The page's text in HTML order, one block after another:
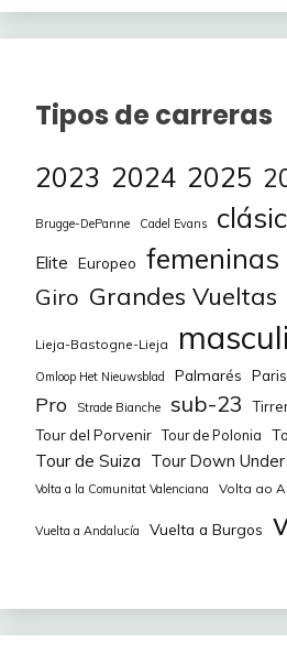
73 Angelbauer15
75 Pacojobacho
Tipos de carreras
2023 2024 2025
Brugge-DePanne Cadel Evans
Elite Europeo femeninas
Giro Grandes Vueltas
Lieja-Bastogne-Lieja
Omloop Het Nieuwsblad Palmarés
Pro Strade Bianche sub-23
Tour del Porvenir Tour de Polonia
Tour de Suiza Tour Down Under
Volta a la Comunitat Valenciana Volta ao
Vuelta a Andalucía Vuelta a Burgos